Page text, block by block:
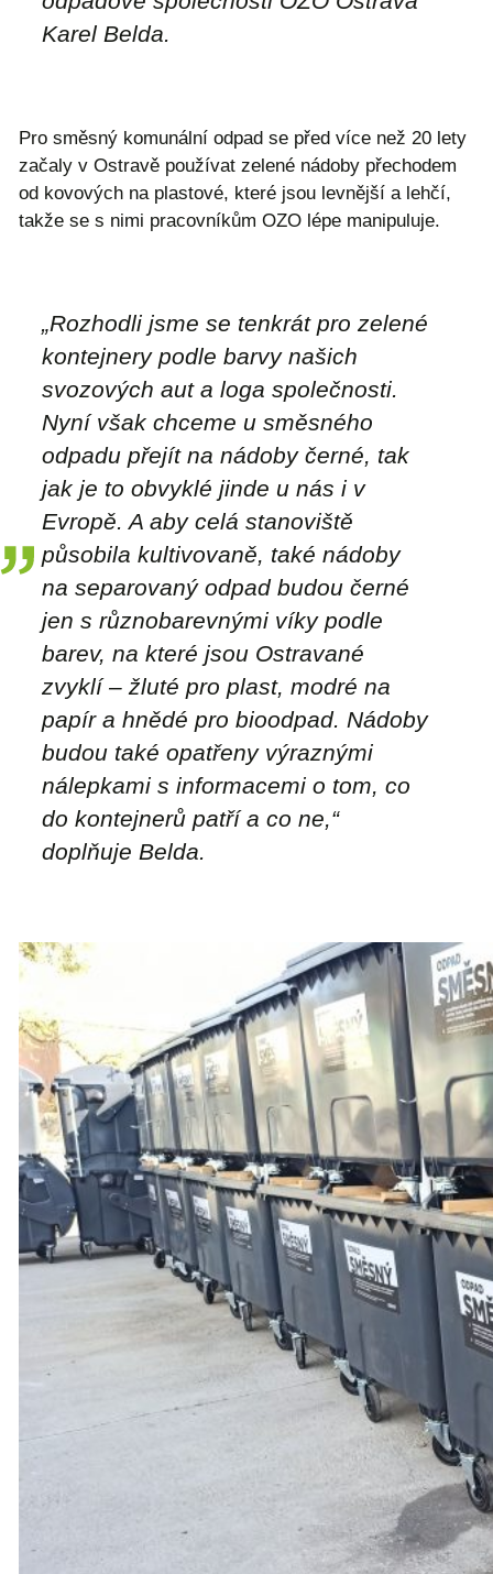
Karel Belda.
Pro směsný komunální odpad se před více než 20 lety
začaly v Ostravě používat zelené nádoby přechodem
od kovových na plastové, které jsou levnější a lehčí,
takže se s nimi pracovníkům OZO lépe manipuluje.
„Rozhodli jsme se tenkrát pro zelené
kontejnery podle barvy našich
svozových aut a loga společnosti.
Nyní však chceme u směsného
odpadu přejít na nádoby černé, tak
jak je to obvyklé jinde u nás i v
Evropě. A aby celá stanoviště
působila kultivovaně, také nádoby
na separovaný odpad budou černé
jen s různobarevnými víky podle
barev, na které jsou Ostravané
zvyklí – žluté pro plast, modré na
papír a hnědé pro bioodpad. Nádoby
budou také opatřeny výraznými
nálepkami s informacemi o tom, co
do kontejnerů patří a co ne,“
doplňuje Belda.